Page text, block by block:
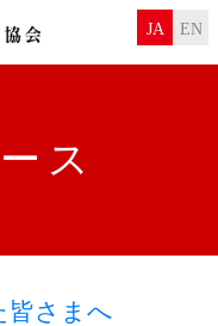
JA EN
ス
皆さまへ